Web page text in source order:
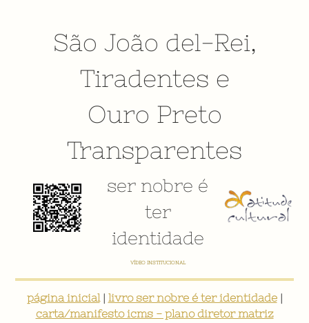
São João del-Rei,
Tiradentes e
Ouro Preto
Transparentes
ser nobre é
ter
identidade
E-BOOK: "SER NOBRE É TER IDENTIDADE: INVENTÁRIO DIGITAL PARTICIPATIVO SOBRE O PATRIMÔNIO
página inicial| livro ser nobre é ter identidade|
carta/manifesto icms - plano diretor matriz